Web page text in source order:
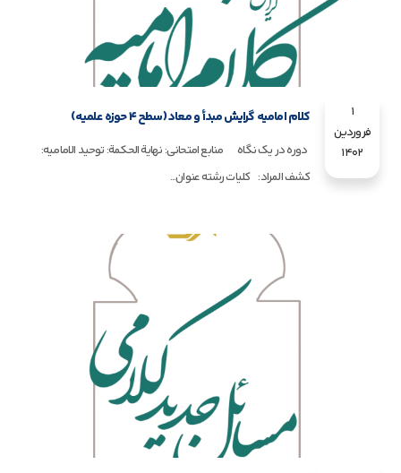
1
فروردین
1402
کلام امامیه گرایش مبدأ و معاد (سطح 4 حوزه علمیه)
دوره در یک نگاه منابع امتحانی: نهایة الحکمة: توحید الامامیه:
کشف المراد: کلیات رشته عنوان...